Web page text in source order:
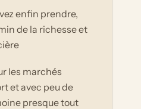
enfin prendre,
de la richesse et
les marchés
et avec peu de
presque tout